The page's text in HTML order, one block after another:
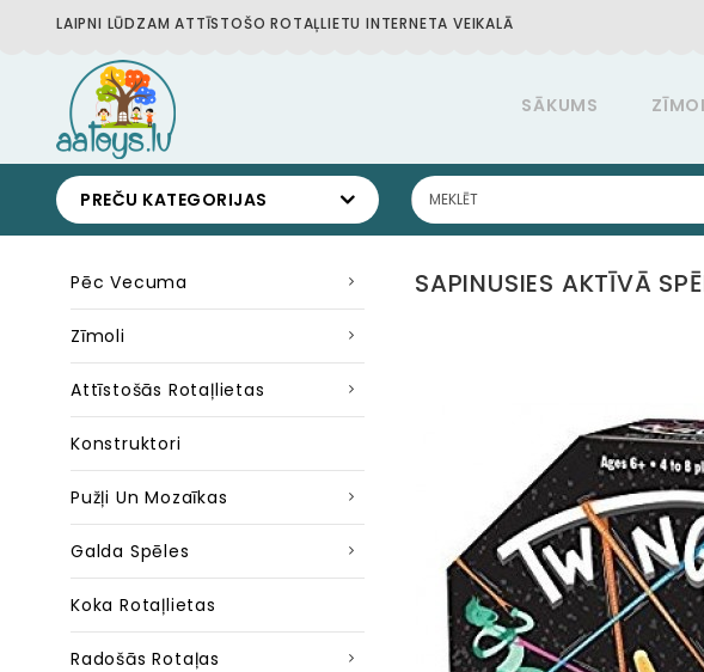
LAIPNI LŪDZAM ATTĪSTOŠO ROTAĻLIETU INTERNETA VEIKALĀ
SĀKUMS
PREČU KATEGORIJAS
Pēc Vecuma
Zīmoli
Attīstošās Rotaļlietas
Konstruktori
Pužļi Un Mozaīkas
Galda Spēles
Koka Rotaļlietas
Radošās Rotaļas
SAPINUSIES AKTĪVĀ